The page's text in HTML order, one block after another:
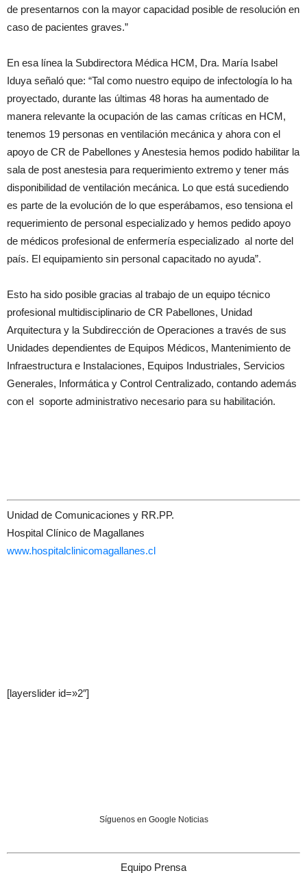
de presentarnos con la mayor capacidad posible de resolución en
caso de pacientes graves.”
En esa línea la Subdirectora Médica HCM, Dra. María Isabel
Iduya señaló que: “Tal como nuestro equipo de infectología lo ha
proyectado, durante las últimas 48 horas ha aumentado de
manera relevante la ocupación de las camas críticas en HCM,
tenemos 19 personas en ventilación mecánica y ahora con el
apoyo de CR de Pabellones y Anestesia hemos podido habilitar la
sala de post anestesia para requerimiento extremo y tener más
disponibilidad de ventilación mecánica. Lo que está sucediendo
es parte de la evolución de lo que esperábamos, eso tensiona el
requerimiento de personal especializado y hemos pedido apoyo
de médicos profesional de enfermería especializado al norte del
país. El equipamiento sin personal capacitado no ayuda”.
Esto ha sido posible gracias al trabajo de un equipo técnico
profesional multidisciplinario de CR Pabellones, Unidad
Arquitectura y la Subdirección de Operaciones a través de sus
Unidades dependientes de Equipos Médicos, Mantenimiento de
Infraestructura e Instalaciones, Equipos Industriales, Servicios
Generales, Informática y Control Centralizado, contando además
con el soporte administrativo necesario para su habilitación.
Unidad de Comunicaciones y RR.PP.
Hospital Clínico de Magallanes
www.hospitalclinicomagallanes.cl
[layerslider id=»2″]
Síguenos en Google Noticias
Equipo Prensa